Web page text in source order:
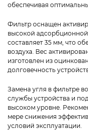
обеспечивая
Фильтр оснащен
высокой
составляет 35 мм, что
воздуха. Вес
изготовлен из
долговечность
Замена угля в фильтре
службы устройства и
высоком уровне.
мере снижения
условий эксплуатации.